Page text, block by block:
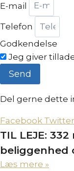
E-mail
Telefon
Godkendelse
Jeg giver
Send
Del gerne dette
Facebook Twitter
TIL LEJE:
beliggenhed
Læs mere »